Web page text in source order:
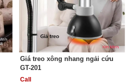
Giá treo xông nhang ngải cứu
GT-201
Call